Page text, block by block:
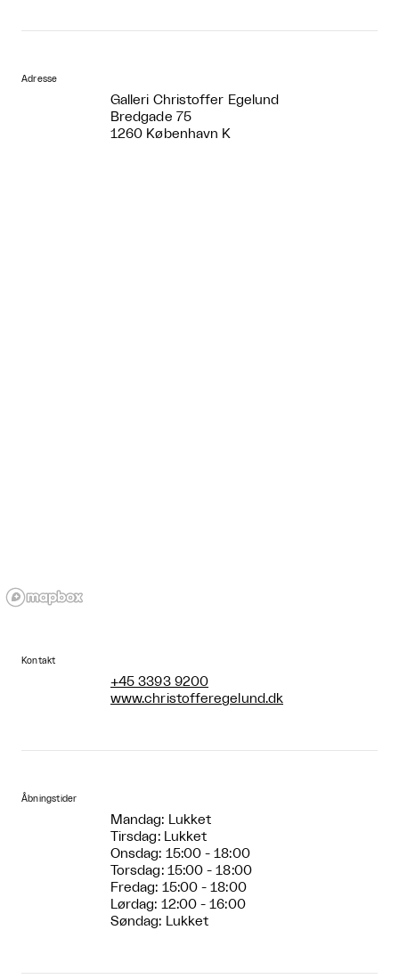
Adresse
Galleri Christoffer Egelund
Bredgade 75
1260 København K
Kontakt
+45 3393 9200
www.christofferegelund.dk
Åbningstider
Mandag: Lukket
Tirsdag: Lukket
Onsdag: 15:00 - 18:00
Torsdag: 15:00 - 18:00
Fredag: 15:00 - 18:00
Lørdag: 12:00 - 16:00
Søndag: Lukket